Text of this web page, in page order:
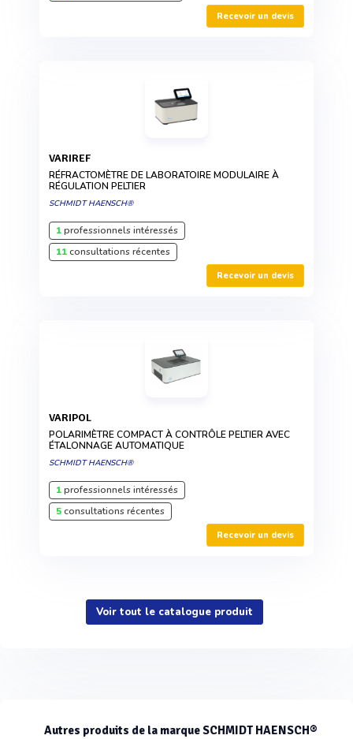
Recevoir un devis
VARIREF
RÉFRACTOMÈTRE DE LABORATOIRE MODULAIRE À
RÉGULATION PELTIER
SCHMIDT HAENSCH®
1professionnels intéressés
11consultations récentes
Recevoir un devis
VARIPOL
POLARIMÈTRE COMPACT À CONTRÔLE PELTIER AVEC
ÉTALONNAGE AUTOMATIQUE
SCHMIDT HAENSCH®
1professionnels intéressés
5consultations récentes
Recevoir un devis
Voir tout le catalogue produit
Autres produits de la marque SCHMIDT HAENSCH®